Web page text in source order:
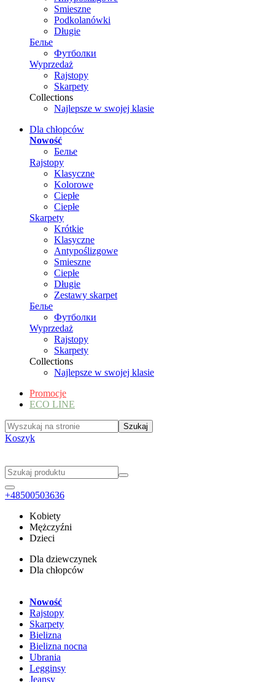
Smieszne
Podkolanówki
Długie
Белье
Футболки
Wyprzedaż
Rajstopy
Skarpety
Collections
Najlepsze w swojej klasie
Dla chłopców
Nowość
Белье
Rajstopy
Klasyczne
Kolorowe
Ciepłe
Ciepłe
Skarpety
Krótkie
Klasyczne
Antypoślizgowe
Smieszne
Ciepłe
Długie
Zestawy skarpet
Белье
Футболки
Wyprzedaż
Rajstopy
Skarpety
Collections
Najlepsze w swojej klasie
Promocje
ECO LINE
Koszyk
+48500503636
Kobiety
Mężczyźni
Dzieci
Dla dziewczynek
Dla chłopców
Nowość
Rajstopy
Skarpety
Bielizna
Bielizna nocna
Ubrania
Legginsy
Jeansy